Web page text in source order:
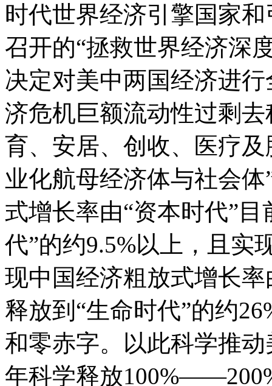
时代世界经济引擎国家
召开的“拯救世界经济深
决定对美中两国经济进
济危机巨额流动性过剩
育、安居、创收、医疗
业化航母经济体与社会
式增长率由“资本时代”
代”的约9.5%以上，且实
现中国经济粗放式增长率
释放到“生命时代”的约
和零赤字。以此科学推
年科学释放